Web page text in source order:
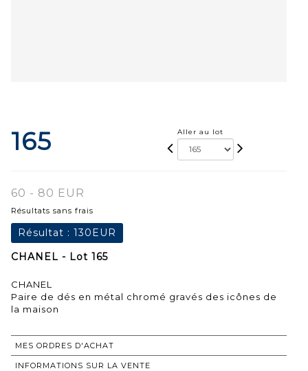
165 Aller au lot
60 - 80 EUR
Résultats sans frais
Résultat : 130EUR
CHANEL - Lot 165
CHANEL
Paire de dés en métal chromé gravés des icônes de
la maison
MES ORDRES D'ACHAT
INFORMATIONS SUR LA VENTE